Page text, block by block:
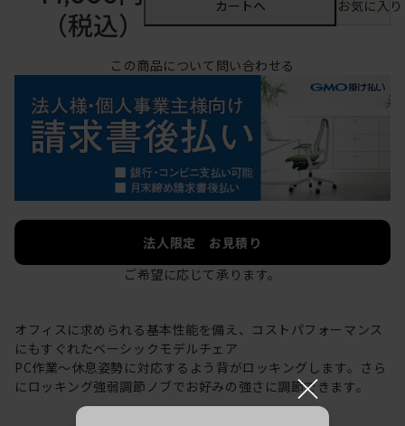
（税込）
カートへ お気に入
この商品について問い合わせる
法人限定 お見積り
ご希望に応じて承ります。
オフィスに求められる基本性能を備え、コストパフォーマンス
にもすぐれたベーシックモデルチェア
PC作業～休息姿勢に対応するよう背がロッキングします。さら
にロッキング強弱調節ノブでお好みの強さに調節できます。
×